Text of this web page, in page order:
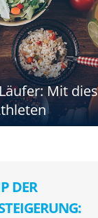
Mit
DER